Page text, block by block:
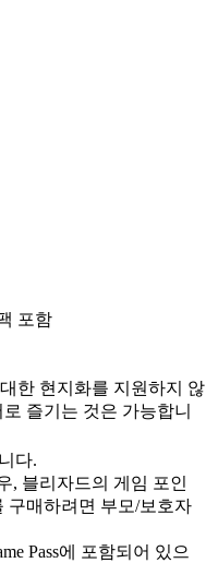
포함
한 현지화를 지원하지 않
즐기는 것은 가능합니
다.
, 블리자드의 게임 포인
구매하려면 부모/보호자
Pass에 포함되어 있으